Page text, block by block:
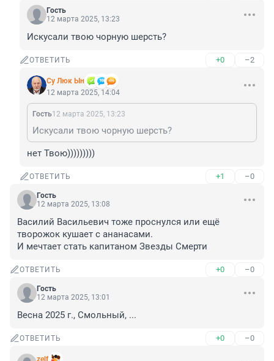
Гость
12 марта 2025, 13:23
Искусали твою чорную шерсть?
ОТВЕТИТЬ +0 –2
Су Люк Ын
12 марта 2025, 14:04
Гость12 марта 2025, 13:23
Искусали твою чорную шерсть?
нет Твою)))))))))
ОТВЕТИТЬ +1 –0
Гость
12 марта 2025, 13:08
Василий Васильевич тоже проснулся или ещё
творожок кушает с ананасами.
И мечтает стать капитаном Звезды Смерти
ОТВЕТИТЬ +0 –0
Гость
12 марта 2025, 13:01
Весна 2025 г., Смольный, ...
ОТВЕТИТЬ +0 –0
zelf